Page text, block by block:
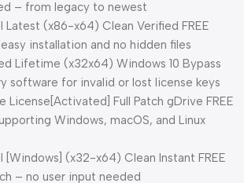
– from legacy to newest
Latest (x86-x64) Clean Verified FREE
installation and no hidden files
Lifetime (x32x64) Windows 10 Bypass
software for invalid or lost license keys
License[Activated] Full Patch gDrive FREE
Windows, macOS, and Linux
[Windows] (x32-x64) Clean Instant FREE
– no user input needed